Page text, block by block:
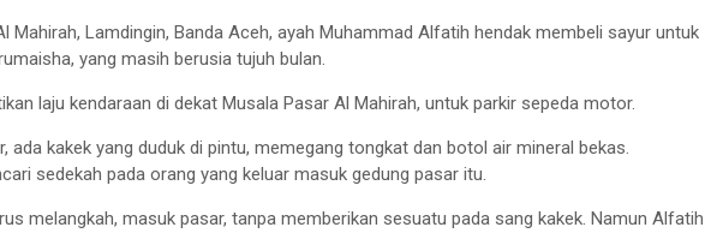
Mahirah, Lamdingin, Banda Aceh, ayah Muhammad Alfatih hendak membeli sayur untuk
yang masih berusia tujuh bulan.
laju kendaraan di dekat Musala Pasar Al Mahirah, untuk parkir sepeda motor.
ada kakek yang duduk di pintu, memegang tongkat dan botol air mineral bekas.
sedekah pada orang yang keluar masuk gedung pasar itu.
melangkah, masuk pasar, tanpa memberikan sesuatu pada sang kakek. Namun Alfatih